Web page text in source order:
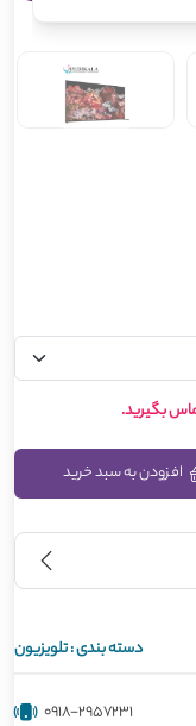
بگیرید.
افزودن به سبد خرید
دسته بندی :تلویزیون
0918-2957231